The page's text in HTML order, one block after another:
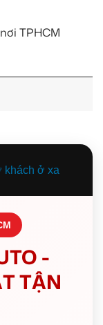
TPHCM
-
TẬN